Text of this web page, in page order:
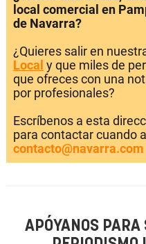
local comercial en
de Navarra?
¿Quieres salir en
Local y que miles de
que ofreces con una
por profesionales?
Escríbenos a esta
para contactar cuando
contacto@navarra.com
APÓYANOS PARA